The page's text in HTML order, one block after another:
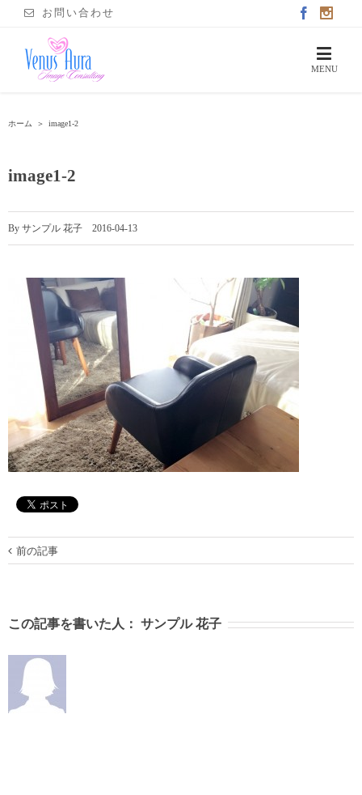
お問い合わせ
ホーム ＞ image1-2
image1-2
By サンプル 花子 2016-04-13
前の記事
この記事を書いた人： サンプル 花子